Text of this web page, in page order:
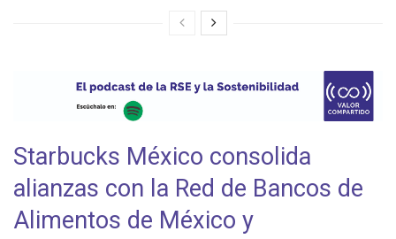
Starbucks México consolida
alianzas con la Red de Bancos de
Alimentos de México y